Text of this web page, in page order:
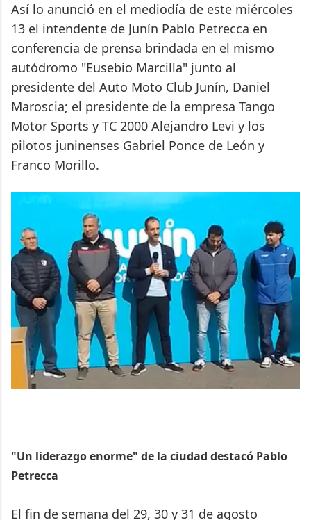
Así lo anunció en el mediodía de este miércoles
13 el intendente de Junín Pablo Petrecca en
conferencia de prensa brindada en el mismo
autódromo "Eusebio Marcilla" junto al
presidente del Auto Moto Club Junín, Daniel
Maroscia; el presidente de la empresa Tango
Motor Sports y TC 2000 Alejandro Levi y los
pilotos juninenses Gabriel Ponce de León y
Franco Morillo.
"Un liderazgo enorme" de la ciudad destacó Pablo
Petrecca
El fin de semana del 29, 30 y 31 de agosto